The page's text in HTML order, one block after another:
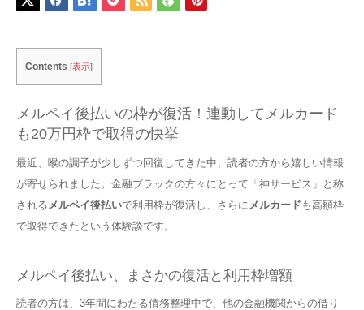
Contents [表示]
メルペイ後払いの枠が復活！連動してメルカード
も20万円枠で取得の快挙
最近、喉の調子が少しずつ回復してきた中、読者の方から嬉しい情報
が寄せられました。金融ブラックの方々にとって「神サービス」と称
される メルペイ後払いで利用枠が復活し、さらに メルカード も高額枠
で取得できたという体験談です。
メルペイ後払い、まさかの復活と利用枠増額
読者の方は、3年間にわたる債務整理中で、他の金融機関からの借り